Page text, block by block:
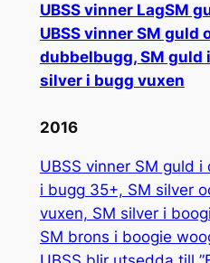
UBSS vinner LagSM
UBSS vinner SM guld
dubbelbugg, SM guld
silver i bugg vuxen
2016
UBSS vinner SM guld
i bugg 35+, SM silver
vuxen, SM silver i
SM brons i boogie